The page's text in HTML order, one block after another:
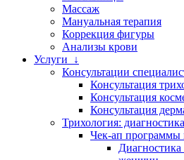
Массаж
Мануальная терапия
Коррекция фигуры
Анализы крови
Услуги ↓
Консультации
Консультация
Консультация
Консультация
Трихология:
Чек-ап программы